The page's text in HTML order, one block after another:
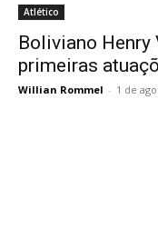
Atlético
Boliviano
primeiras
Willian Rommel - 1 de